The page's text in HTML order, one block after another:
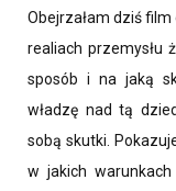
Obejrzałam dziś
realiach przemysłu
sposób i na jaką
władzę nad tą
sobą skutki.
w jakich